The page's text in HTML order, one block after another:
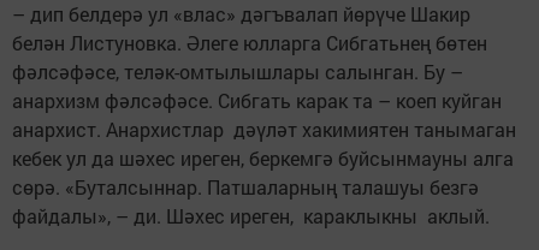
– дип белдерә ул «влас» дәгъвалап йөрүче Шакир
белән Листуновка. Әлеге юлларга Сибгатьнең бөтен
фәлсәфәсе, теләк-омтылышлары салынган. Бу –
анархизм фәлсәфәсе. Сибгать карак та – коеп куйган
анархист. Анархистлар дәүләт хакимиятен танымаган
кебек ул да шәхес иреген, беркемгә буйсынмауны алга
сөрә. «Буталсыннар. Патшаларның талашуы безгә
файдалы», – ди. Шәхес иреген, караклыкны аклый.